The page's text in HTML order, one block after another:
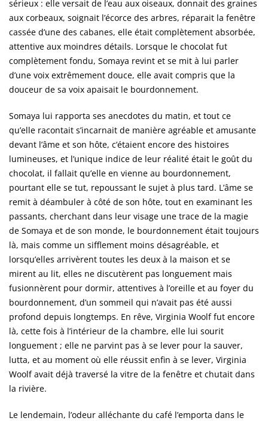
sérieux : elle versait de l’eau aux oiseaux, donnait des graines
aux corbeaux, soignait l’écorce des arbres, réparait la fenêtre
cassée d’une des cabanes, elle était complètement absorbée,
attentive aux moindres détails. Lorsque le chocolat fut
complètement fondu, Somaya revint et se mit à lui parler
d’une voix extrêmement douce, elle avait compris que la
douceur de sa voix apaisait le bourdonnement.
Somaya lui rapporta ses anecdotes du matin, et tout ce
qu’elle racontait s’incarnait de manière agréable et amusante
devant l’âme et son hôte, c’étaient encore des histoires
lumineuses, et l’unique indice de leur réalité était le goût du
chocolat, il fallait qu’elle en vienne au bourdonnement,
pourtant elle se tut, repoussant le sujet à plus tard. L’âme se
remit à déambuler à côté de son hôte, tout en examinant les
passants, cherchant dans leur visage une trace de la magie
de Somaya et de son monde, le bourdonnement était toujours
là, mais comme un sifflement moins désagréable, et
lorsqu’elles arrivèrent toutes les deux à la maison et se
mirent au lit, elles ne discutèrent pas longuement mais
fusionnèrent pour dormir, attentives à l’oreille et au foyer du
bourdonnement, d’un sommeil qui n’avait pas été aussi
profond depuis longtemps. En rêve, Virginia Woolf fut encore
là, cette fois à l’intérieur de la chambre, elle lui sourit
longuement ; elle ne parvint pas à se lever pour la sauver,
lutta, et au moment où elle réussit enfin à se lever, Virginia
Woolf avait déjà traversé la vitre de la fenêtre et chutait dans
la rivière.
Le lendemain, l’odeur alléchante du café l’emporta dans le